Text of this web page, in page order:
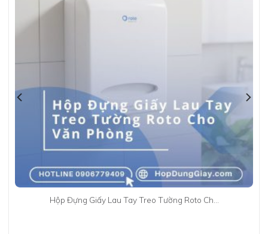
Hộp Đựng Giấy Lau Tay Treo Tường Roto Ch…